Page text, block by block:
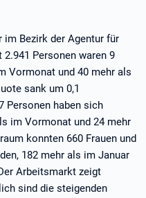
Bezirk der Agentur für
Personen waren 9
Vormonat und 40 mehr als
sank um 0,1
Personen haben sich
im Vormonat und 24 mehr
konnten 660 Frauen und
182 mehr als im Januar
Arbeitsmarkt zeigt
sind die steigenden